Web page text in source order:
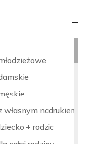
własnym nadrukiem
+ rodzic